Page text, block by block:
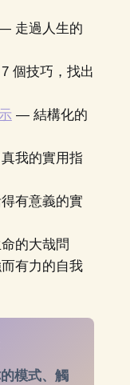
走過人生的
個技巧，找出
— 結構化的
我的實用指
有意義的實
的大哉問
有力的自我
模式、觸